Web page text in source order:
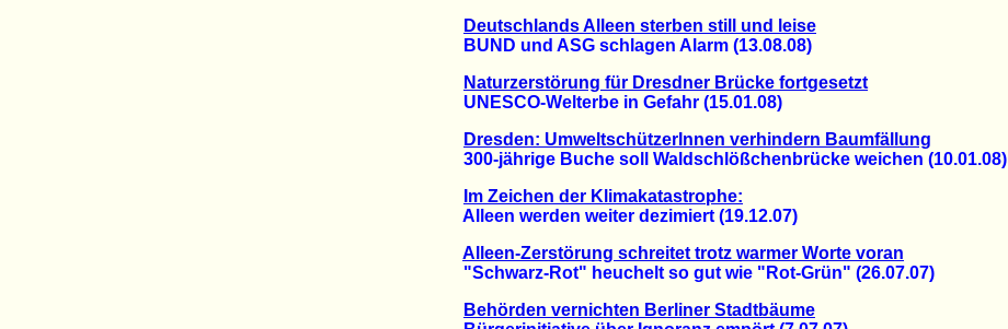
Deutschlands Alleen sterben still und leise
BUND und ASG schlagen Alarm (13.08.08)
Naturzerstörung für Dresdner Brücke fortgesetzt
UNESCO-Welterbe in Gefahr (15.01.08)
Dresden: UmweltschützerInnen verhindern Baumfällung
300-jährige Buche soll Waldschlößchenbrücke weichen (10.01.08)
Im Zeichen der Klimakatastrophe:
Alleen werden weiter dezimiert (19.12.07)
Alleen-Zerstörung schreitet trotz warmer Worte voran
"Schwarz-Rot" heuchelt so gut wie "Rot-Grün" (26.07.07)
Behörden vernichten Berliner Stadtbäume